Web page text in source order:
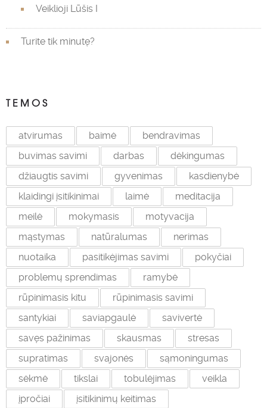
Veiklioji Lūšis I
Turite tik minutę?
TEMOS
atvirumas baimė
bendravimas
buvimas savimi
darbas
dėkingumas
džiaugtis savimi
gyvenimas
kasdienybė
klaidingi įsitikinimai
laimė
meditacija
meilė
mokymasis
motyvacija
mąstymas
natūralumas
nerimas
nuotaika
pasitikėjimas savimi
pokyčiai
problemų sprendimas
ramybė
rūpinimasis kitu
rūpinimasis savimi
santykiai
saviapgaulė
savivertė
savęs pažinimas
skausmas
stresas
supratimas
svajonės
sąmoningumas
sėkmė
tikslai tobulėjimas
veikla
įpročiai
įsitikinimų keitimas